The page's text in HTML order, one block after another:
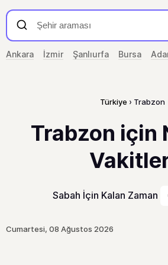
Ankara İzmir Şanlıurfa Bursa
Türkiye Trabzon
Trabzon için
Sabah İçin Kalan Zaman
Cumartesi, 08 Ağustos 2026